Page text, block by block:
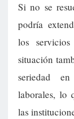
Si no se
podría
los
situación
seriedad
laborales, lo
las